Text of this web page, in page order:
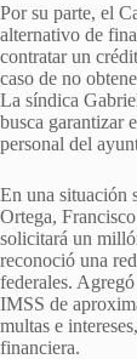
Por su parte, el
alternativo de
contratar un
caso de no
La síndica
busca garantizar
personal del
En una situación
Ortega,
solicitará un
reconoció una
federales.
IMSS de
multas e
financiera.